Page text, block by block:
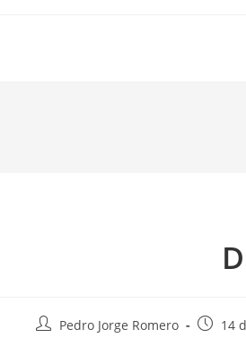
AutorPedro Jorge Romero 14